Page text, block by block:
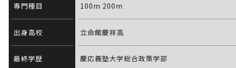
専門種目 100m 200m
出身高校 立命館慶祥高
最終学歴 慶応義塾大学総合政策学部